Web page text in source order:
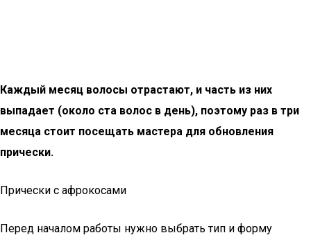
Каждый месяц волосы отрастают, и часть из них
выпадает (около ста волос в день), поэтому раз в три
месяца стоит посещать мастера для обновления
прически.
Прически с афрокосами
Перед началом работы нужно выбрать тип и форму